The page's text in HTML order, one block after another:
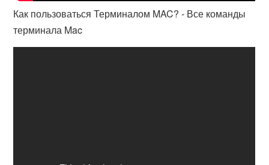
Как пользоваться Терминалом MAC? - Все команды
терминала Mac